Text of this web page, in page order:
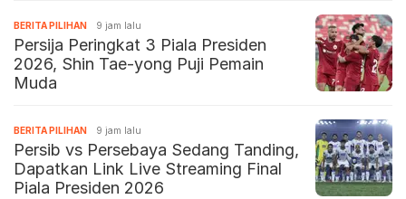
BERITA PILIHAN 9 jam lalu
Persija Peringkat 3 Piala Presiden
2026, Shin Tae-yong Puji Pemain
Muda
BERITA PILIHAN 9 jam lalu
Persib vs Persebaya Sedang Tanding,
Dapatkan Link Live Streaming Final
Piala Presiden 2026